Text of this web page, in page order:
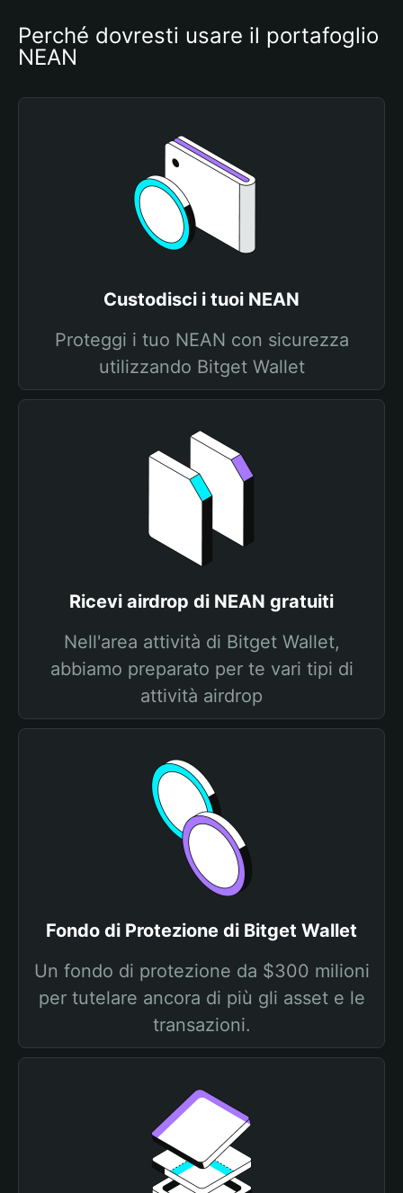
Perché dovresti usare il portafoglio
NEAN
Custodisci i tuoi NEAN
Proteggi i tuo NEAN con sicurezza
utilizzando Bitget Wallet
Ricevi airdrop di NEAN gratuiti
Nell'area attività di Bitget Wallet,
abbiamo preparato per te vari tipi di
attività airdrop
Fondo di Protezione di Bitget Wallet
Un fondo di protezione da $300 milioni
per tutelare ancora di più gli asset e le
transazioni.